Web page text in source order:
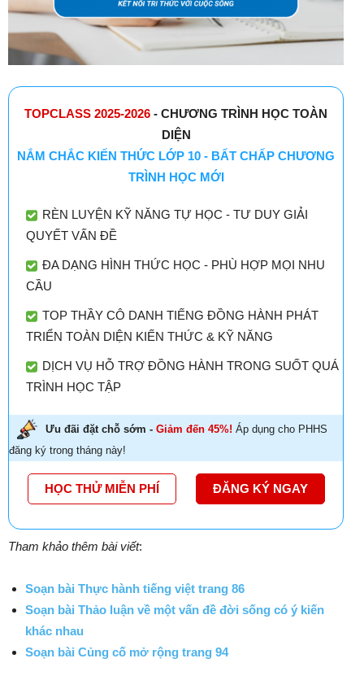
TOPCLASS 2025-2026 - CHƯƠNG TRÌNH HỌC TOÀN
DIỆN
NẮM CHẮC KIẾN THỨC LỚP 10 - BẤT CHẤP CHƯƠNG
TRÌNH HỌC MỚI
RÈN LUYỆN KỸ NĂNG TỰ HỌC - TƯ DUY GIẢI
QUYẾT VẤN ĐỀ
ĐA DẠNG HÌNH THỨC HỌC - PHÙ HỢP MỌI NHU
CẦU
TOP THẦY CÔ DANH TIẾNG ĐỒNG HÀNH PHÁT
TRIỂN TOÀN DIỆN KIẾN THỨC & KỸ NĂNG
DỊCH VỤ HỖ TRỢ ĐỒNG HÀNH TRONG SUỐT QUÁ
TRÌNH HỌC TẬP
Ưu đãi đặt chỗ sớm - Giảm đến 45%! Áp dụng cho PHHS
đăng ký trong tháng này!
HỌC THỬ MIỄN PHÍ ĐĂNG KÝ NGAY
Tham khảo thêm bài viết:
Soạn bài Thực hành tiếng việt trang 86
Soạn bài Thảo luận về một vấn đề đời sống có ý kiến
khác nhau
Soạn bài Củng cố mở rộng trang 94